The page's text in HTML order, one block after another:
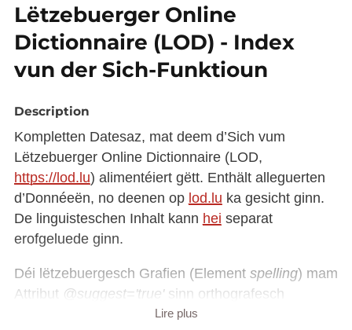
Lëtzebuerger Online
Dictionnaire (LOD) - Index
vun der Sich-Funktioun
Description
Kompletten Datesaz, mat deem d’Sich vum
Lëtzebuerger Online Dictionnaire (LOD,
https://lod.lu) alimentéiert gëtt. Enthält alleguerten
d’Donnéeën, no deenen op lod.lu ka gesicht ginn.
De linguisteschen Inhalt kann hei separat
erofgeluede ginn.
Déi lëtzebuergesch Grafien (Element spelling) mam
Attribut @suggest='true'sinn orthografesch
kontrolléiert, gradewéi déi mat den Attributer
Lire plus